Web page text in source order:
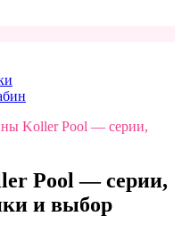
Koller Pool — серии,
Pool — серии,
и выбор